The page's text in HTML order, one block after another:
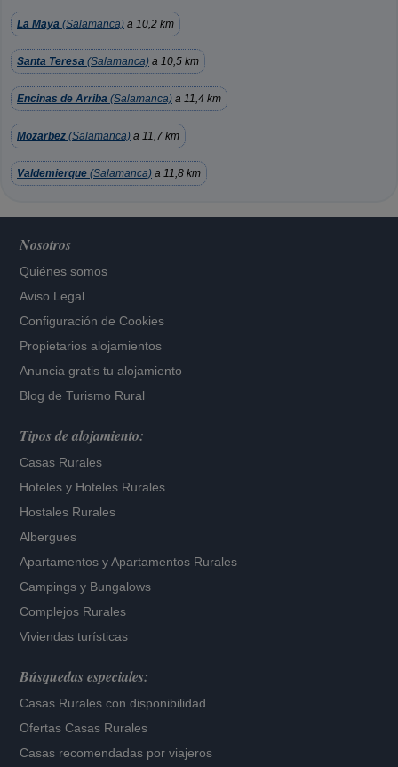
La Maya (Salamanca) a 10,2 km
Santa Teresa (Salamanca) a 10,5 km
Encinas de Arriba (Salamanca) a 11,4 km
Mozarbez (Salamanca) a 11,7 km
Valdemierque (Salamanca) a 11,8 km
Nosotros
Quiénes somos
Aviso Legal
Configuración de Cookies
Propietarios alojamientos
Anuncia gratis tu alojamiento
Blog de Turismo Rural
Tipos de alojamiento:
Casas Rurales
Hoteles y Hoteles Rurales
Hostales Rurales
Albergues
Apartamentos yApartamentos Rurales
Campings y Bungalows
Complejos Rurales
Viviendas turísticas
Búsquedas especiales:
Casas Rurales con disponibilidad
Ofertas Casas Rurales
Casas recomendadas por viajeros